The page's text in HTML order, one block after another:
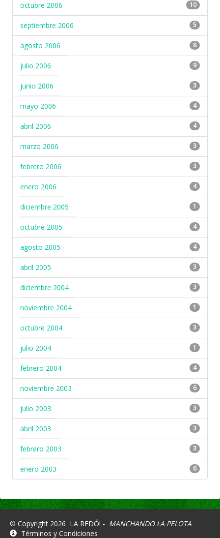
octubre 2006 10
septiembre 2006 5
agosto 2006 8
julio 2006 9
junio 2006 3
mayo 2006 4
abril 2006 4
marzo 2006 3
febrero 2006 3
enero 2006 4
diciembre 2005 1
octubre 2005 4
agosto 2005 4
abril 2005 3
diciembre 2004 3
noviembre 2004 1
octubre 2004 3
julio 2004 1
febrero 2004 4
noviembre 2003 6
julio 2003 3
abril 2003 3
febrero 2003 3
enero 2003 6
© Copyright 2026 LA REDÓ! - MANCHANDO LA PELOTA
Términos y Condiciones